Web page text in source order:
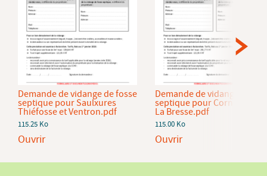
Demande de vidange de fosse
septique pour Saulxures
Thiéfosse et Ventron.pdf
115.25 Ko
Ouvrir
Demande de vidange de
septique pour Cornimont et
La Bresse.pdf
115.00 Ko
Ouvrir